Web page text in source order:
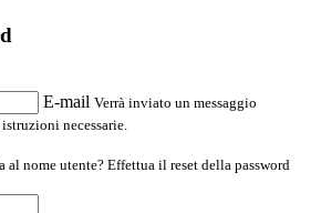
E-mail Verrà inviato un messaggio
necessarie.
al nome utente? Effettua il reset della password